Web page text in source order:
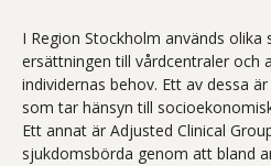
I Region Stockholm används
ersättningen till vårdcentraler och
individernas behov. Ett av dessa
som tar hänsyn till
Ett annat är Adjusted Clinical
sjukdomsbörda genom att bland